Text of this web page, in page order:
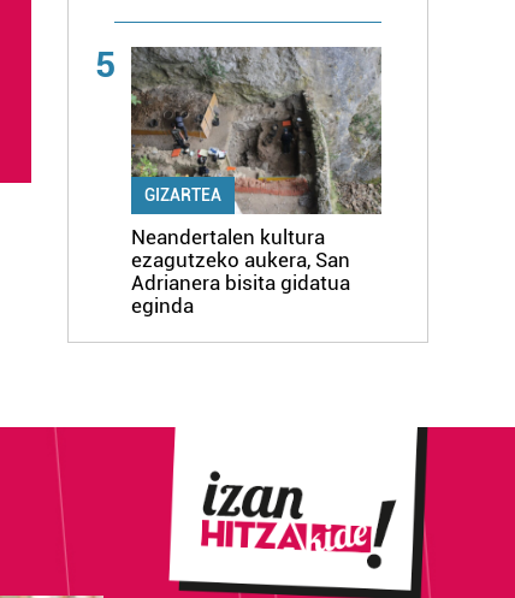
5
GIZARTEA
Neandertalen kultura
ezagutzeko aukera, San
Adrianera bisita gidatua
eginda